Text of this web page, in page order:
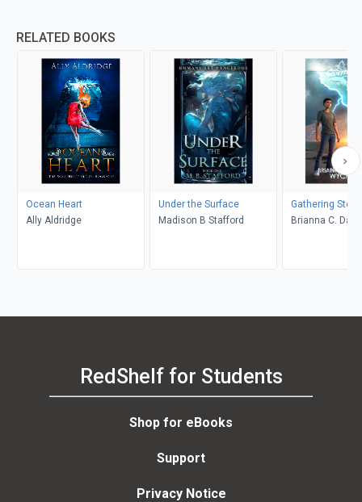
RELATED BOOKS
Ocean Heart
Ally Aldridge
Under the Surface
Madison B Stafford
Gathering
Brianna C.
RedShelf for Students
Shop for eBooks
Support
Privacy Notice